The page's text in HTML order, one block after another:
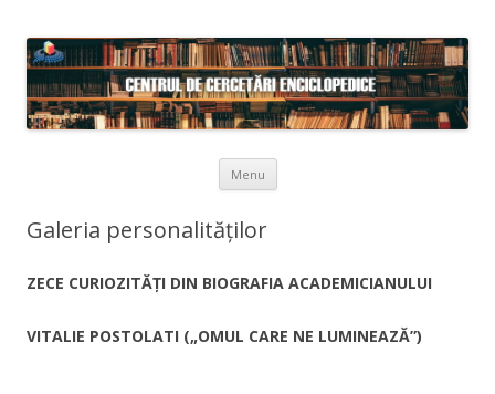
Menu Skip to content
Galeria personalităților
ZECE CURIOZITĂȚI DIN BIOGRAFIA ACADEMICIANULUI
VITALIE POSTOLATI („OMUL CARE NE LUMINEAZĂ”)